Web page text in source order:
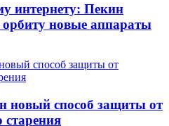
интернету: Пекин
новые аппараты
новый способ защиты от
старения